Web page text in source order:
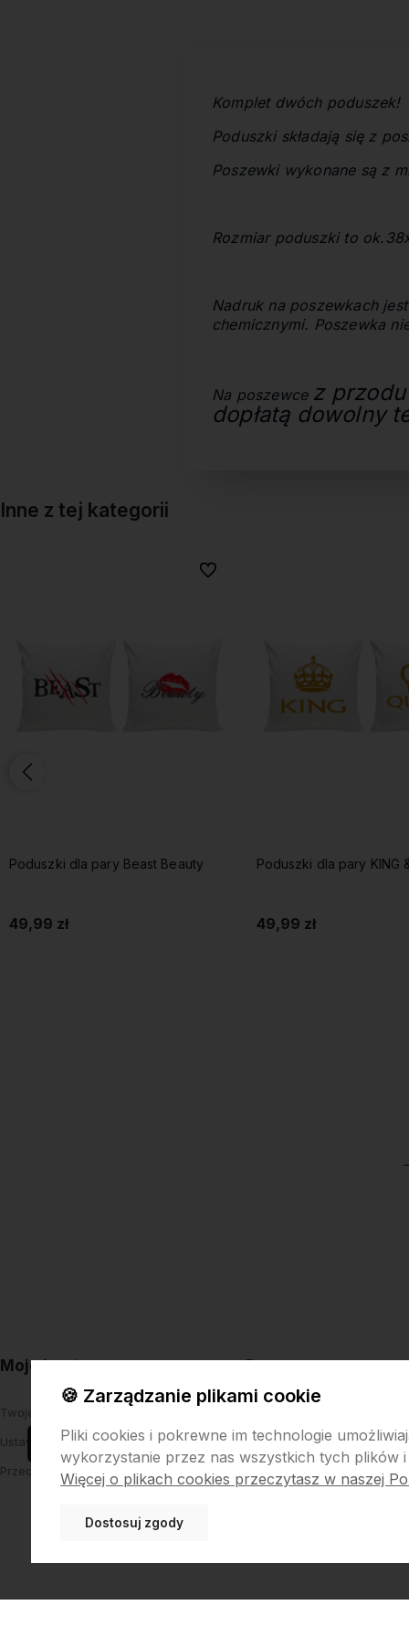
504016596
Komplet dwóch poduszek!
Poduszki składają się z
Poszewki wykonane są z
Rozmiar poduszki to
Nadruk na poszewkach
chemicznymi. Poszewka
Na poszewce z przodu
dopłatą dowolny
Inne z tej kategorii
Poduszki dla pary KING & QUEEN
49,99 zł
Do ulubionych
Do ulubionych
Poduszki dla pary WAKE
49,99 zł
Moje konto
Twoje zamówienia
Ustawienia konta
Przechowalnia
Pomoc
kolor
Zwroty
🍪 Zarządzanie plikami cookie
Pliki cookies i pokrewne im technologie
wykorzystanie przez nas wszystkich tych plików
Więcej o plikach cookies przeczytasz w naszej
Dostosuj zgody